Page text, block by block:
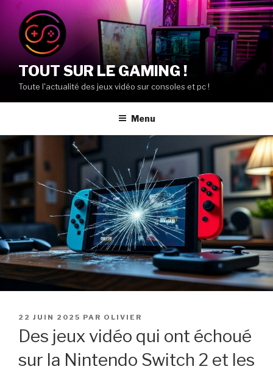
contenu
principal
TOUT SUR LE GAMING !
Toute l'actualité des jeux vidéo sur consoles et pc !
Menu
PUBLIÉ
22 JUIN 2025 PAR OLIVIER
Des jeux vidéo qui ont échoué
sur la Nintendo Switch 2 et les